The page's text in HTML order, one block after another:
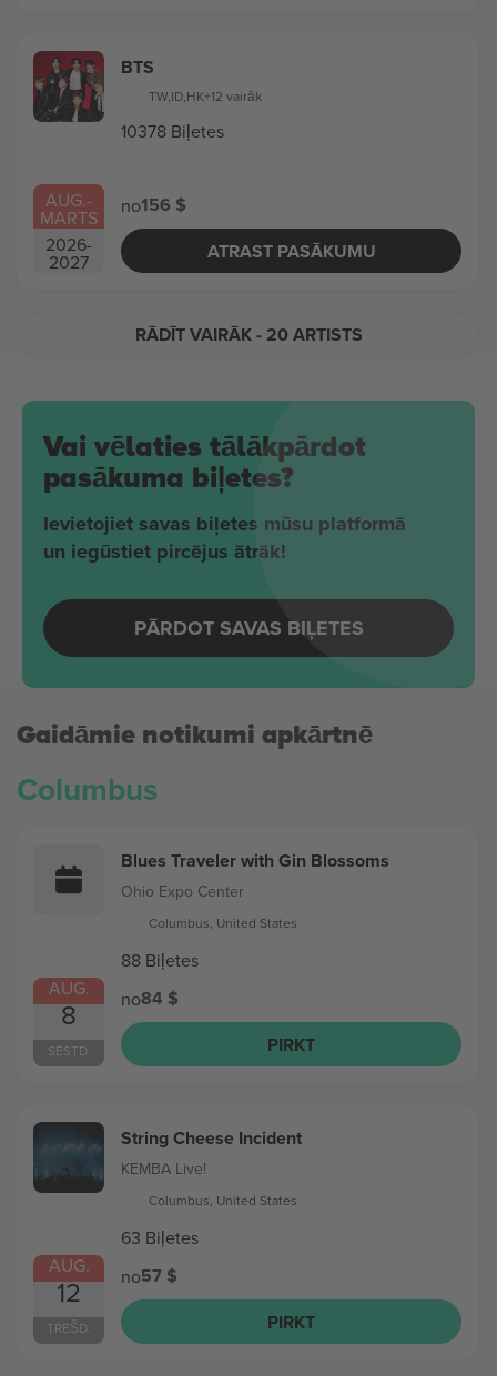
AUG.-
MARTS
2026-
2027
BTS
TW,ID,HK+12 vairāk
10378 Biļetes
no156 $
ATRAST PASĀKUMU
RĀDĪT VAIRĀK- 20 ARTISTS
Vai vēlaties tālākpārdot
pasākuma biļetes?
Ievietojiet savas biļetes mūsu platformā
un iegūstiet pircējus ātrāk!
PĀRDOT SAVAS BIĻETES
Gaidāmie notikumi apkārtnē
Columbus
AUG.
8
SESTD.
Blues Traveler with Gin Blossoms
Ohio Expo Center
Columbus, United States
88 Biļetes
no84 $
PIRKT
AUG.
12
TREŠD.
String Cheese Incident
KEMBA Live!
Columbus, United States
63 Biļetes
no57 $
PIRKT